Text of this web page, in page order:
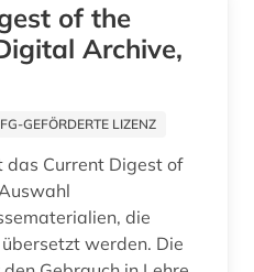
of the
Archive,
GEFÖRDERTE LIZENZ
das Current Digest of
die
werden. Die